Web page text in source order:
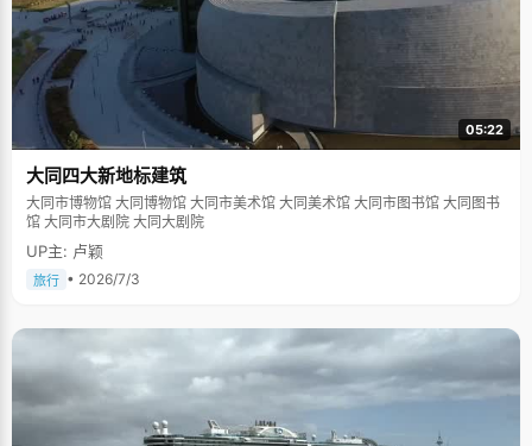
05:22
大同四大新地标建筑
大同市博物馆 大同博物馆 大同市美术馆 大同美术馆 大同市图书馆 大同图书
馆 大同市大剧院 大同大剧院
UP主: 卢颖
旅行 • 2026/7/3